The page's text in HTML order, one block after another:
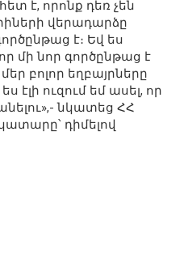
է, որոնք դեռ չեն
վերադարձը
է։ Եվ ես
մի նոր գործընթաց է
բոլոր եղբայրները
էլի ուզում եմ ասել, որ
նկատեց ՀՀ
դիմելով